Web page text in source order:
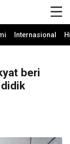
Internasional
beri